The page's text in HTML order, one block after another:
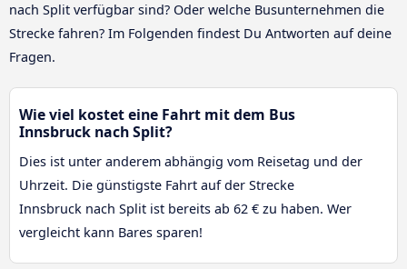
nach Split verfügbar sind? Oder welche Busunternehmen die
Strecke fahren? Im Folgenden findest Du Antworten auf deine
Fragen.
Wie viel kostet eine Fahrt mit dem Bus
Innsbruck nach Split?
Dies ist unter anderem abhängig vom Reisetag und der
Uhrzeit. Die günstigste Fahrt auf der Strecke
Innsbruck nach Split ist bereits ab 62 € zu haben. Wer
vergleicht kann Bares sparen!